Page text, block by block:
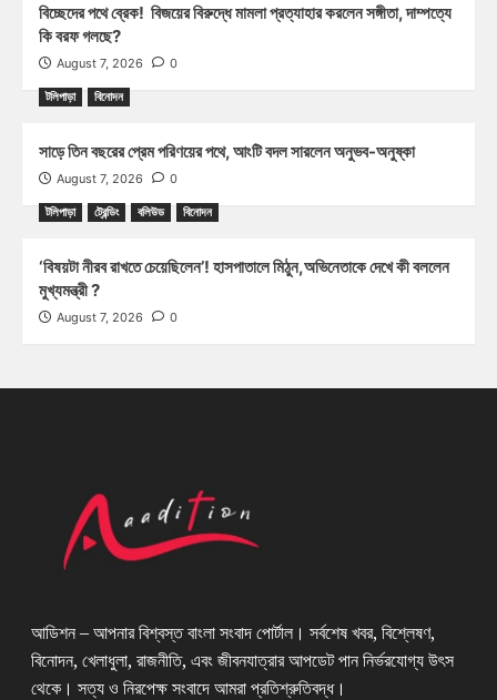
বিচ্ছেদের পথে ব্রেক! বিজয়ের বিরুদ্ধে মামলা প্রত্যাহার করলেন সঙ্গীতা, দাম্পত্যে
কি বরফ গলছে?
August 7, 2026 0
টলিপাড়া বিনোদন
সাড়ে তিন বছরের প্রেম পরিণয়ের পথে, আংটি বদল সারলেন অনুভব-অনুষ্কা
August 7, 2026 0
টলিপাড়া ট্রেন্ডিং বলিউড বিনোদন
‘বিষয়টা নীরব রাখতে চেয়েছিলেন’! হাসপাতালে মিঠুন,অভিনেতাকে দেখে কী বললেন
মুখ্যমন্ত্রী ?
August 7, 2026 0
আডিশন – আপনার বিশ্বস্ত বাংলা সংবাদ পোর্টাল। সর্বশেষ খবর, বিশ্লেষণ,
বিনোদন, খেলাধুলা, রাজনীতি, এবং জীবনযাত্রার আপডেট পান নির্ভরযোগ্য উৎস
থেকে। সত্য ও নিরপেক্ষ সংবাদে আমরা প্রতিশ্রুতিবদ্ধ।